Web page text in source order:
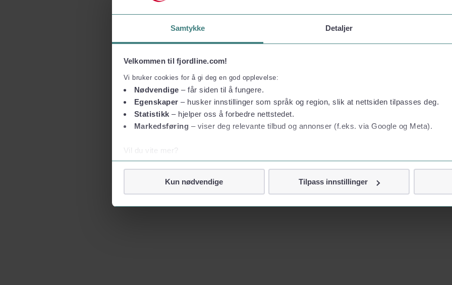
Samtykke Detaljer
Velkommen til fjordline.com!
Vi bruker cookies for å gi deg en god opplevelse:
Nødvendige – får siden til å fungere.
Egenskaper – husker innstillinger som språk og region, slik at nettsiden tilpasses deg.
Statistikk – hjelper oss å forbedre nettstedet.
Markedsføring – viser deg relevante tilbud og annonser (f.eks. via Google og Meta).
Vil du vite mer?
Om informasjonskapsler
Kun nødvendige Tilpass innstillinger